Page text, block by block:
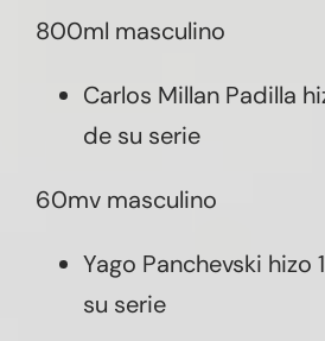
800ml masculino
Carlos Millan Padilla
de su serie
60mv masculino
Yago Panchevski hizo
su serie